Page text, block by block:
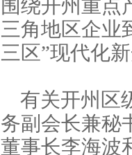
围绕开州重点
三角地区企业
三区”现代化
有关开州区
务副会长兼秘
董事长李海波